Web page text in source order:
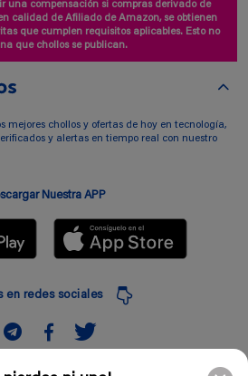
una compensación si compras derivado de
calidad de Afiliado de Amazon, se obtienen
que cumplen requisitos aplicables. Esto no
que chollos se publican.
mejores chollos y ofertas de hoy en tecnología,
y alertas en tiempo real con nuestro
Nuestra APP
en redes sociales
Suscribir